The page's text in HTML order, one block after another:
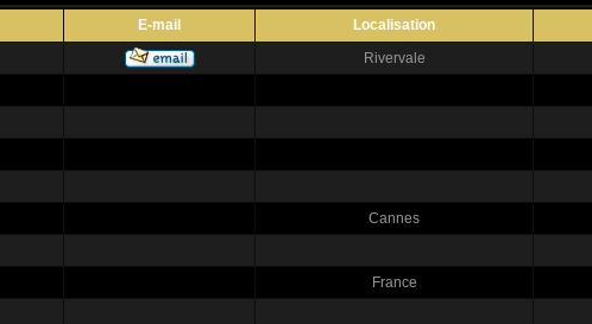
E-mail Localisation
Rivervale
Cannes
France